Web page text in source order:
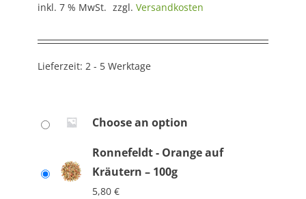
inkl. 7 % MwSt. zzgl. Versandkosten
Lieferzeit: 2 - 5 Werktage
Choose an option
Ronnefeldt - Orange auf
Kräutern – 100g
5,80 €